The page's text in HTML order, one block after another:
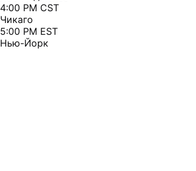
4:00 PM CST
Чикаго
5:00 PM EST
Нью-Йорк